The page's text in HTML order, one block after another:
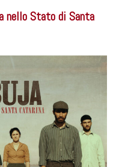
nello Stato di Santa